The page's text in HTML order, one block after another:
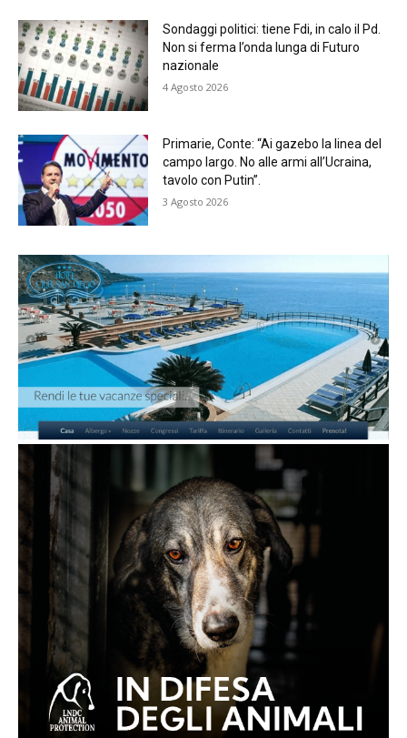
Sondaggi politici: tiene Fdi, in calo il Pd.
Non si ferma l’onda lunga di Futuro
nazionale
4 Agosto 2026
Primarie, Conte: “Ai gazebo la linea del
campo largo. No alle armi all’Ucraina,
tavolo con Putin”.
3 Agosto 2026